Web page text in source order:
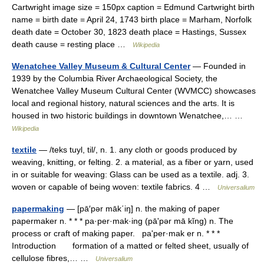
Cartwright image size = 150px caption = Edmund Cartwright birth
name = birth date = April 24, 1743 birth place = Marham, Norfolk
death date = October 30, 1823 death place = Hastings, Sussex
death cause = resting place …
Wikipedia
Wenatchee Valley Museum & Cultural Center— Founded in
1939 by the Columbia River Archaeological Society, the
Wenatchee Valley Museum Cultural Center (WVMCC) showcases
local and regional history, natural sciences and the arts. It is
housed in two historic buildings in downtown Wenatchee,… …
Wikipedia
textile — /teks tuyl, til/, n. 1. any cloth or goods produced by
weaving, knitting, or felting. 2. a material, as a fiber or yarn, used
in or suitable for weaving: Glass can be used as a textile. adj. 3.
woven or capable of being woven: textile fabrics. 4 …
Universalium
papermaking — [pā′pər māk΄iŋ] n. the making of paper
papermaker n. * * * pa·per·mak·ing (pāʹpər mā kĭng) n. The
process or craft of making paper. paʹper·mak er n. * * *
Introduction formation of a matted or felted sheet, usually of
cellulose fibres,… …
Universalium